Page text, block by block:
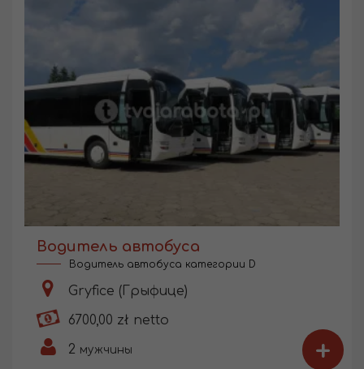
Водитель автобуса
Водитель автобуса категории D
Gryfice (Грыфице)
6700,00 zł netto
2 мужчины +